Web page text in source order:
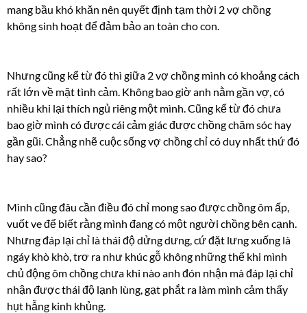
mang bầu khó khăn nên quyết định tạm thời 2 vợ chồng
không sinh hoạt để đảm bảo an toàn cho con.
Nhưng cũng kể từ đó thì giữa 2 vợ chồng mình có khoảng cách
rất lớn về mặt tình cảm. Không bao giờ anh nằm gần vợ, có
nhiều khi lại thích ngủ riêng một mình. Cũng kể từ đó chưa
bao giờ mình có được cái cảm giác được chồng chăm sóc hay
gần gũi. Chẳng nhẽ cuộc sống vợ chồng chỉ có duy nhất thứ đó
hay sao?
Mình cũng đâu cần điều đó chỉ mong sao được chồng ôm ấp,
vuốt ve để biết rằng mình đang có một người chồng bên cạnh.
Nhưng đáp lại chỉ là thái độ dửng dưng, cứ đặt lưng xuống là
ngáy khò khò, trơ ra như khúc gỗ không những thế khi mình
chủ động ôm chồng chưa khi nào anh đón nhận mà đáp lại chỉ
nhận được thái độ lạnh lùng, gạt phắt ra làm mình cảm thấy
hụt hẫng kinh khủng.